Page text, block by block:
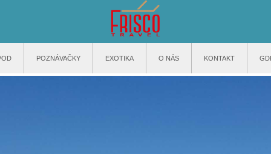
POZNÁVAČKY EXOTIKA O NÁS KONTAKT